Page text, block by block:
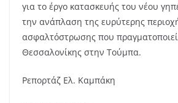
για το έργο κατασκευής του νέου
την ανάπλαση της ευρύτερης
ασφαλτόστρωσης που
Θεσσαλονίκης στην Τούμπα.
Ρεπορτάζ Ελ. Καμπάκη